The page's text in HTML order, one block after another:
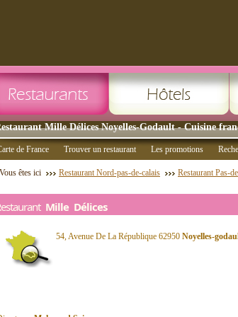
Mille Délices Noyelles-Godault - Cuisine
de France Trouver un restaurant Les promotions
Vous êtes ici Restaurant Nord-pas-de-calais Restaurant Pas-
Mille Délices
54, Avenue De La République 62950 Noyelles-